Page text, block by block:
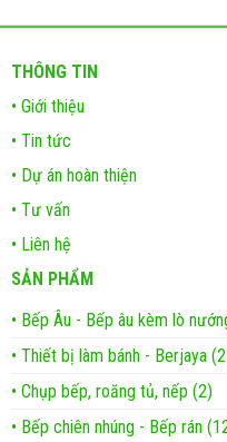
THÔNG TIN
• Giới thiệu
• Tin tức
• Dự án hoàn thiện
• Tư vấn
• Liên hệ
SẢN PHẨM
• Bếp Âu - Bếp âu kèm lò
• Thiết bị làm bánh - Berjaya
• Chụp bếp, roăng tủ, nếp (2)
• Bếp chiên nhúng - Bếp rán